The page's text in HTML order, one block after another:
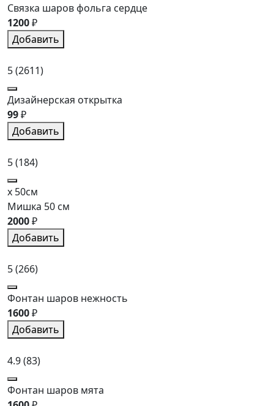
Связка шаров фольга сердце
1200₽
Добавить
5(2611)
Дизайнерская открытка
99₽
Добавить
5(184)
x 50см
Мишка 50 см
2000₽
Добавить
5(266)
Фонтан шаров нежность
1600₽
Добавить
4.9(83)
Фонтан шаров мята